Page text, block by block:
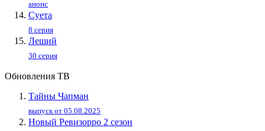
анонс
Суета
8 серия
Леший
30 серия
Обновления ТВ
Тайны Чапман
выпуск от 05.08.2025
Новый Ревизорро 2 сезон